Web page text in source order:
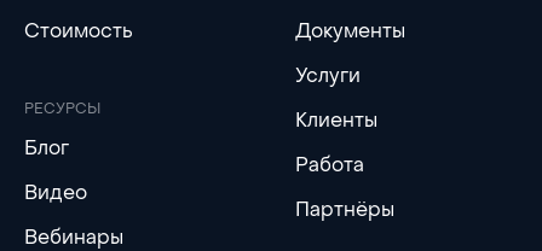
Стоимость
РЕСУРСЫ
Блог
Видео
Вебинары
Документы
Услуги
Клиенты
Работа
Партнёры